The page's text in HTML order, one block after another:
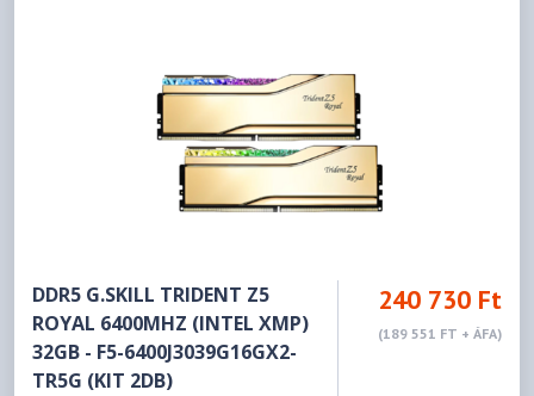
DDR5 G.SKILL TRIDENT Z5
ROYAL 6400MHZ (INTEL XMP)
32GB - F5-6400J3039G16GX2-
TR5G (KIT 2DB)
240 730 Ft
(189 551 FT + ÁFA)